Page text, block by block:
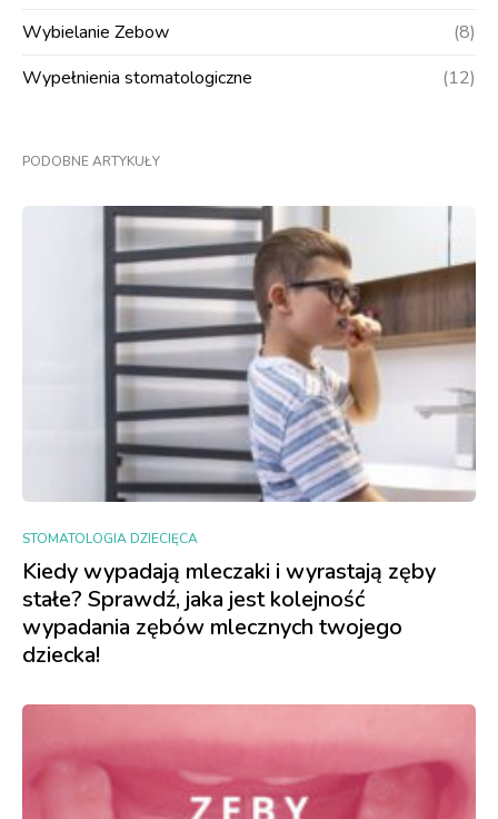
Wybielanie Zebow
(8)
Wypełnienia stomatologiczne
(12)
PODOBNE ARTYKUŁY
STOMATOLOGIA DZIECIĘCA
Kiedy wypadają mleczaki i wyrastają zęby
stałe? Sprawdź, jaka jest kolejność
wypadania zębów mlecznych twojego
dziecka!